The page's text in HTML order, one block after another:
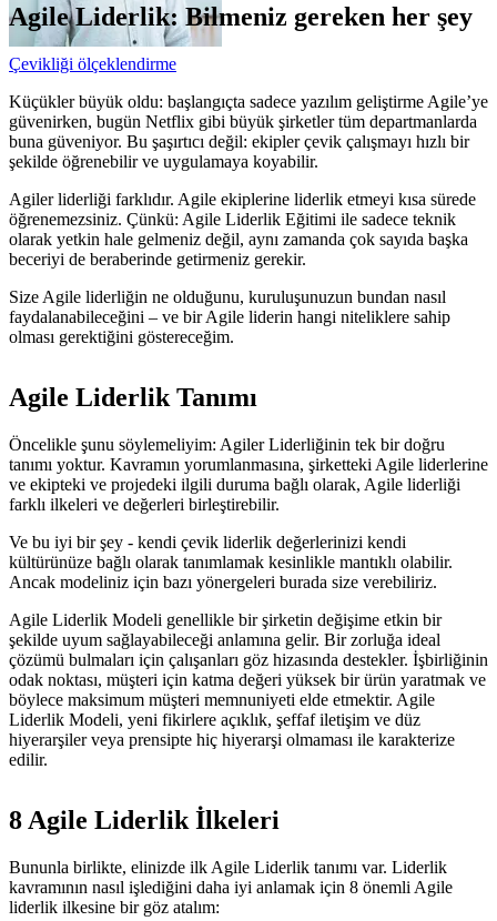
Agile Liderlik: Bilmeniz gereken her şey
Çevikliği ölçeklendirme
Küçükler büyük oldu: başlangıçta sadece yazılım geliştirme Agile’ye
güvenirken, bugün Netflix gibi büyük şirketler tüm departmanlarda
buna güveniyor. Bu şaşırtıcı değil: ekipler çevik çalışmayı hızlı bir
şekilde öğrenebilir ve uygulamaya koyabilir.
Agiler liderliği farklıdır. Agile ekiplerine liderlik etmeyi kısa sürede
öğrenemezsiniz. Çünkü: Agile Liderlik Eğitimi ile sadece teknik
olarak yetkin hale gelmeniz değil, aynı zamanda çok sayıda başka
beceriyi de beraberinde getirmeniz gerekir.
Size Agile liderliğin ne olduğunu, kuruluşunuzun bundan nasıl
faydalanabileceğini – ve bir Agile liderin hangi niteliklere sahip
olması gerektiğini göstereceğim.
Agile Liderlik Tanımı
Öncelikle şunu söylemeliyim: Agiler Liderliğinin tek bir doğru
tanımı yoktur. Kavramın yorumlanmasına, şirketteki Agile liderlerine
ve ekipteki ve projedeki ilgili duruma bağlı olarak, Agile liderliği
farklı ilkeleri ve değerleri birleştirebilir.
Ve bu iyi bir şey - kendi çevik liderlik değerlerinizi kendi
kültürünüze bağlı olarak tanımlamak kesinlikle mantıklı olabilir.
Ancak modeliniz için bazı yönergeleri burada size verebiliriz.
Agile Liderlik Modeli genellikle bir şirketin değişime etkin bir
şekilde uyum sağlayabileceği anlamına gelir. Bir zorluğa ideal
çözümü bulmaları için çalışanları göz hizasında destekler. İşbirliğinin
odak noktası, müşteri için katma değeri yüksek bir ürün yaratmak ve
böylece maksimum müşteri memnuniyeti elde etmektir. Agile
Liderlik Modeli, yeni fikirlere açıklık, şeffaf iletişim ve düz
hiyerarşiler veya prensipte hiç hiyerarşi olmaması ile karakterize
edilir.
8 Agile Liderlik İlkeleri
Bununla birlikte, elinizde ilk Agile Liderlik tanımı var. Liderlik
kavramının nasıl işlediğini daha iyi anlamak için 8 önemli Agile
liderlik ilkesine bir göz atalım: